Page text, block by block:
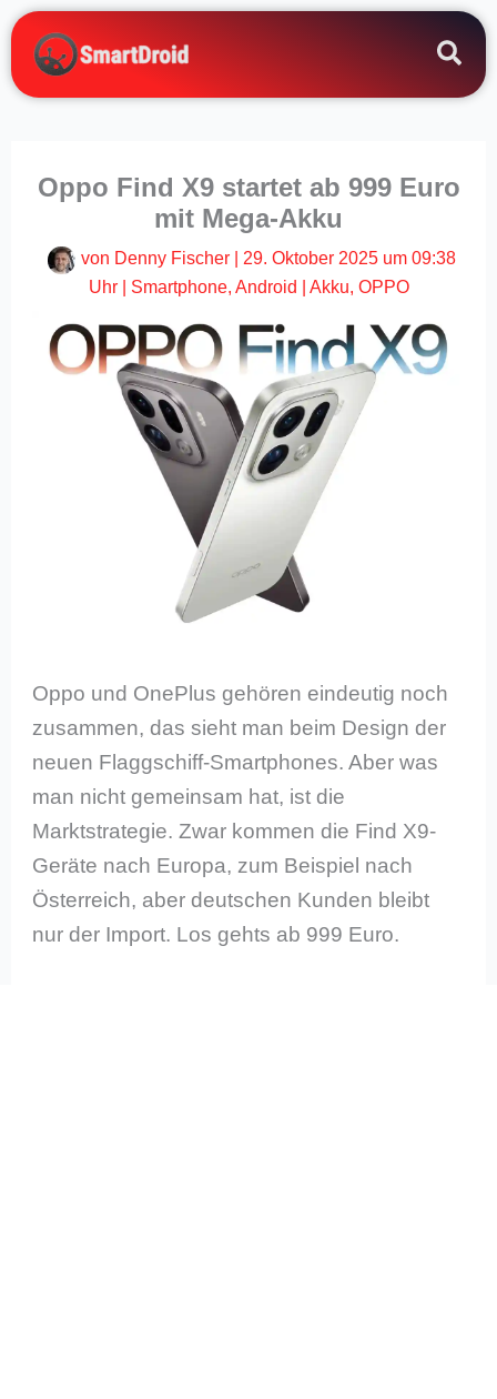
Zum
Inhalt
springen
Oppo Find X9 startet ab 999 Euro
mit Mega-Akku
von Denny Fischer
29. Oktober 2025 um 09:38
Uhr| Smartphone, Android Akku, OPPO
Oppo und OnePlus gehören eindeutig noch
zusammen, das sieht man beim Design der
neuen Flaggschiff-Smartphones. Aber was
man nicht gemeinsam hat, ist die
Marktstrategie. Zwar kommen die Find X9-
Geräte nach Europa, zum Beispiel nach
Österreich, aber deutschen Kunden bleibt
nur der Import. Los gehts ab 999 Euro.